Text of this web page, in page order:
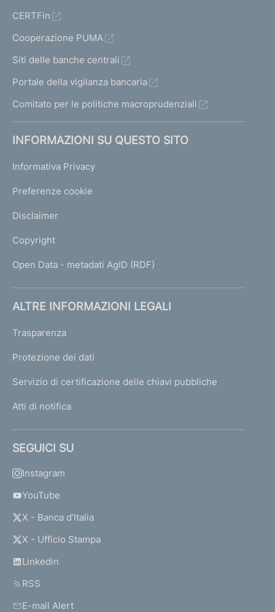
CERTFin
Cooperazione PUMA
Siti delle banche centrali
Portale della vigilanza bancaria
Comitato per le politiche macroprudenziali
INFORMAZIONI SU QUESTO SITO
Informativa Privacy
Preferenze cookie
Disclaimer
Copyright
Open Data - metadati AgID (RDF)
ALTRE INFORMAZIONI LEGALI
Trasparenza
Protezione dei dati
Servizio di certificazione delle chiavi pubbliche
Atti di notifica
SEGUICI SU
Instagram
YouTube
X - Banca d’Italia
X - Ufficio Stampa
Linkedin
RSS
E-mail Alert